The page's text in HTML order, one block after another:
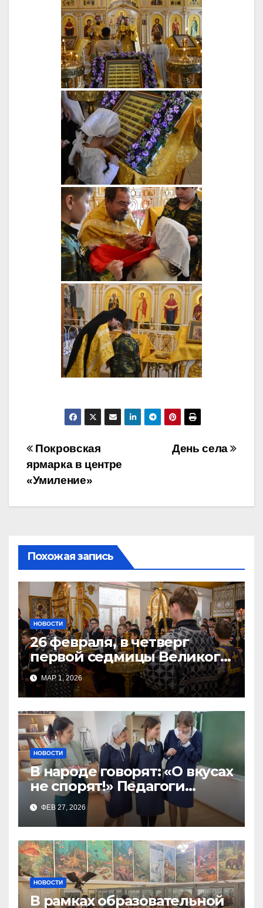
Навигация
по
записям
День села
Покровская
ярмарка в центре
«Умиление»
Похожая запись
НОВОСТИ
26 февраля, в четверг
первой седмицы Великого
Поста, в Свято-Никольском
храме состоялось Великое
МАР 1, 2026
НОВОСТИ
В народе говорят: «О вкусах
не спорят!» Педагоги
поварского отделения
Тимченко О.О.
ФЕВ 27, 2026
НОВОСТИ
В рамках образовательной